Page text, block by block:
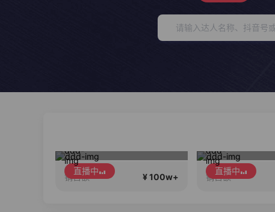
¥ 100w+ 销售额 ¥ 100w+ 销售额